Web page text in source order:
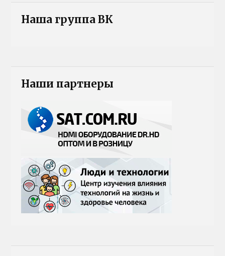
Наша группа ВК
Наши партнеры